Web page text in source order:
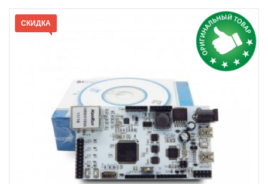
СКИДКА